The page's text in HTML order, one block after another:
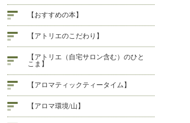
【おすすめの本】
【アトリエのこだわり】
【アトリエ（自宅サロン含む）のひと
こま】
【アロマティックティータイム】
【アロマ環境/山】